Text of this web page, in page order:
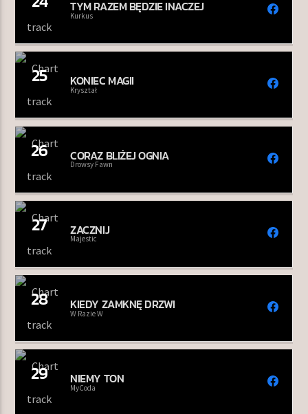
TYM RAZEM BĘDZIE INACZEJ
Kurkus
25 KONIEC MAGII
Kryształ
26 CORAZ BLIŻEJ OGNIA
Drowsy Fawn
27 ZACZNIJ
Majestic
28 KIEDY ZAMKNĘ DRZWI
W Razie W
29 NIEMY TON
MyCoda